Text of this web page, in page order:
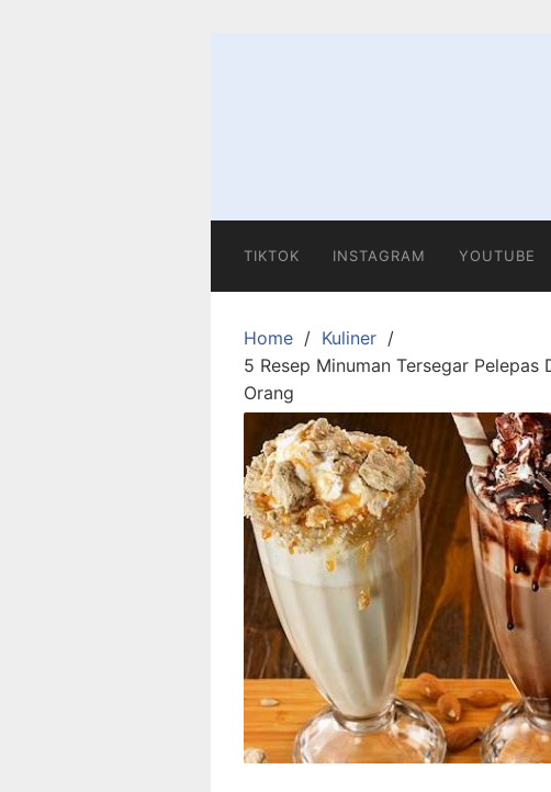
TIKTOK INSTAGRAM YOUTUBE
Home
Kuliner
5 Resep Minuman Tersegar
Orang